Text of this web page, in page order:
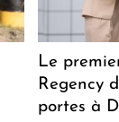
Le
Regency
portes à